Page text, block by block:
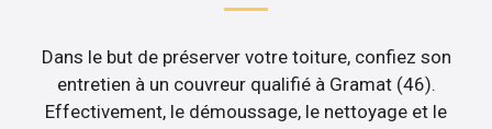
Dans le but de préserver votre toiture, confiez son
entretien à un couvreur qualifié à Gramat (46).
Effectivement, le démoussage, le nettoyage et le